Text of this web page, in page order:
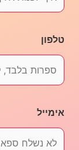
טלפון
אימייל